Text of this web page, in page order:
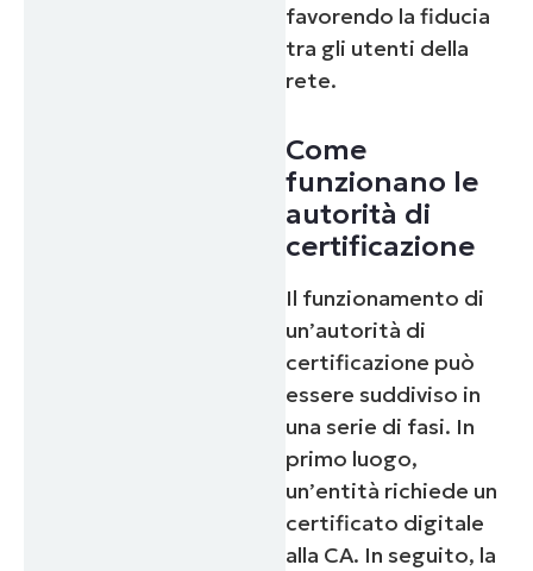
favorendo la fiducia
tra gli utenti della
rete.
Come
funzionano le
autorità di
certificazione
Il funzionamento di
un’autorità di
certificazione può
essere suddiviso in
una serie di fasi. In
primo luogo,
un’entità richiede un
certificato digitale
alla CA. In seguito, la